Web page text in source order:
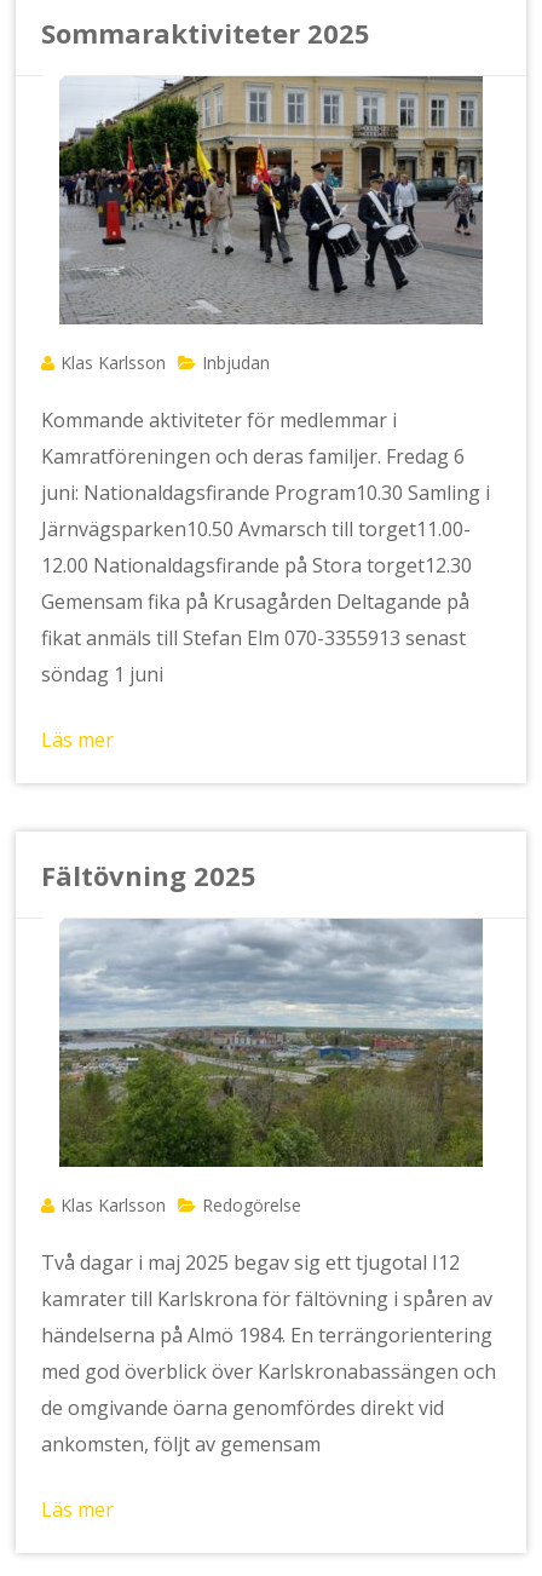
Sommaraktiviteter 2025
Klas Karlsson Inbjudan
Kommande aktiviteter för medlemmar i
Kamratföreningen och deras familjer. Fredag 6
juni: Nationaldagsfirande Program10.30 Samling i
Järnvägsparken10.50 Avmarsch till torget11.00-
12.00 Nationaldagsfirande på Stora torget12.30
Gemensam fika på Krusagården Deltagande på
fikat anmäls till Stefan Elm 070-3355913 senast
söndag 1 juni
Läs mer
Fältövning 2025
Klas Karlsson Redogörelse
Två dagar i maj 2025 begav sig ett tjugotal I12
kamrater till Karlskrona för fältövning i spåren av
händelserna på Almö 1984. En terrängorientering
med god överblick över Karlskronabassängen och
de omgivande öarna genomfördes direkt vid
ankomsten, följt av gemensam
Läs mer